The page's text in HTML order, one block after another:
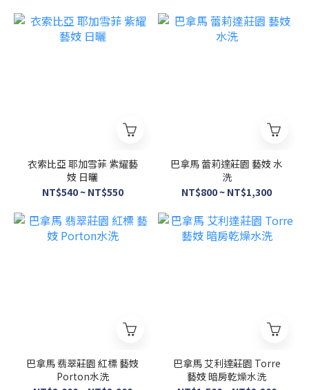
衣索比亞 耶加雪菲 紫耀藝
妓 日曬
NT$540 ~ NT$550
巴拿馬 蕾莉達莊園 藝妓 水
洗
NT$800 ~ NT$1,300
巴拿馬 翡翠莊園 紅標 藝妓
Porton水洗
巴拿馬 艾利達莊園 Torre
藝妓 暗房乾燥水洗